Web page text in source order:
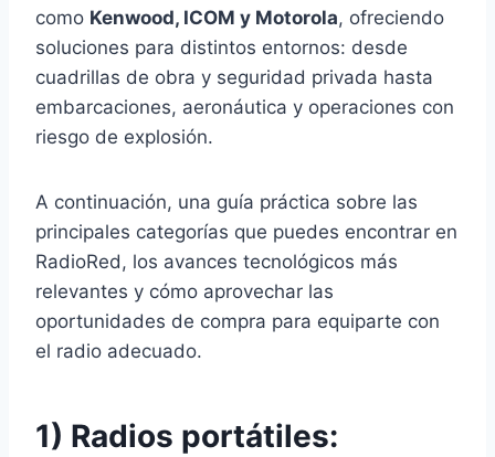
como Kenwood, ICOM y Motorola, ofreciendo
soluciones para distintos entornos: desde
cuadrillas de obra y seguridad privada hasta
embarcaciones, aeronáutica y operaciones con
riesgo de explosión.
A continuación, una guía práctica sobre las
principales categorías que puedes encontrar en
RadioRed, los avances tecnológicos más
relevantes y cómo aprovechar las
oportunidades de compra para equiparte con
el radio adecuado.
1) Radios portátiles: